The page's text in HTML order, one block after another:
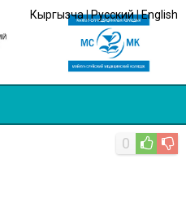
Кыргызча|Русский|English
0